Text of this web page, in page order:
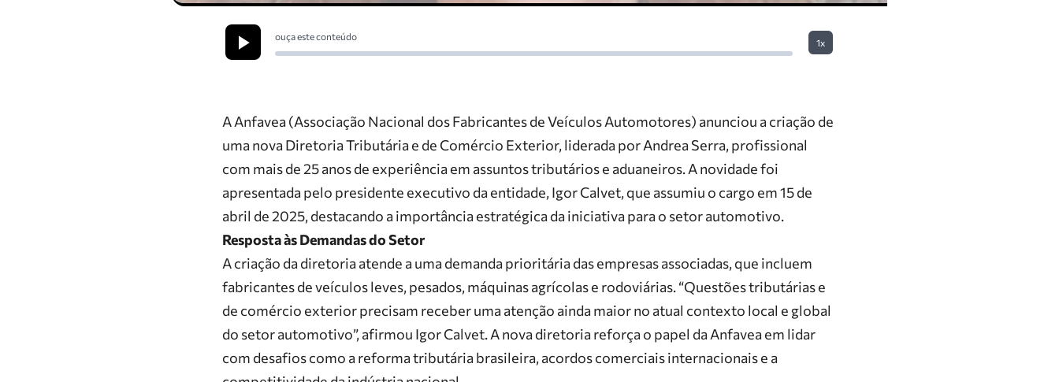
ouça este conteúdo
1x
AAnfavea (Associação Nacional dos Fabricantes de Veículos Automotores) anunciou a criação de
uma nova Diretoria Tributária e de Comércio Exterior, liderada porAndrea Serra, profissional
com mais de 25 anos de experiência em assuntos tributários e aduaneiros. A novidade foi
apresentada pelo presidente executivo da entidade,Igor Calvet, que assumiu o cargo em 15 de
abril de 2025, destacando a importância estratégica da iniciativa para o setor automotivo.
Resposta às Demandas do Setor
A criação da diretoria atende a uma demanda prioritária das empresas associadas, que incluem
fabricantes de veículos leves, pesados, máquinas agrícolas e rodoviárias. “Questões tributárias e
de comércio exterior precisam receber uma atenção ainda maior no atual contexto local e global
do setor automotivo”, afirmou Igor Calvet. A nova diretoria reforça o papel da Anfavea em lidar
com desafios como a reforma tributária brasileira, acordos comerciais internacionais e a